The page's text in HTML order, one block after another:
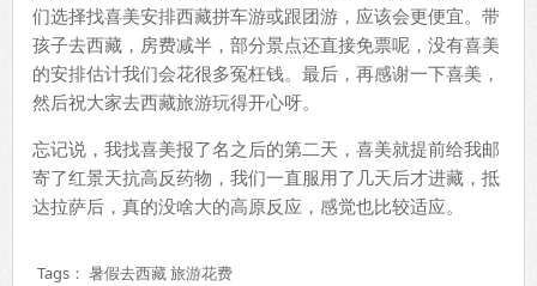
们选择找喜美安排西藏拼车游或跟团游，应该会更便宜。带
孩子去西藏，房费减半，部分景点还直接免票呢，没有喜美
的安排估计我们会花很多冤枉钱。最后，再感谢一下喜美，
然后祝大家去西藏旅游玩得开心呀。
忘记说，我找喜美报了名之后的第二天，喜美就提前给我邮
寄了红景天抗高反药物，我们一直服用了几天后才进藏，抵
达拉萨后，真的没啥大的高原反应，感觉也比较适应。
Tags： 暑假去西藏旅游花费